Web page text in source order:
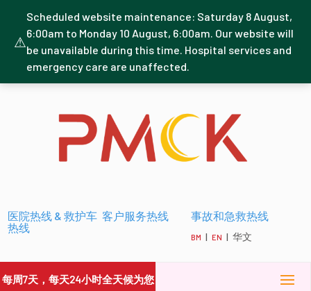
医院热线 & 救护车
热线
客户服务热线 事故和急救热线
BM |EN | 华文
每周7天，每天24小时全天候为您
⚠
Scheduled website maintenance: Saturday 8 August,
6:00am to Monday 10 August, 6:00am. Our website will
be unavailable during this time. Hospital services and
emergency care are unaffected.